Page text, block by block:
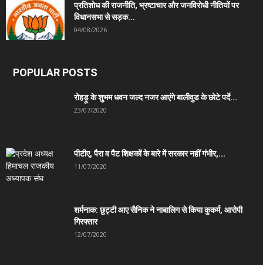
प्रतिशोध की राजनीति, भ्रष्टाचार और जनविरोधी नीतियों पर
विधानसभा से सड़क...
04/08/2026
POPULAR POSTS
रोहड़ू के शुभम धवन जल्द नजर आएंगे बालीवुड के छोटे पर्दे...
23/07/2020
पीटीए, पैरा व पैट शिक्षकों के बारे में सरकार नहीं गंभीर,...
11/07/2020
शर्मनाक: छुट्टी आए सैनिक ने नाबालिग से किया कुकर्म, आरोपी
गिरफ्तार
12/07/2020